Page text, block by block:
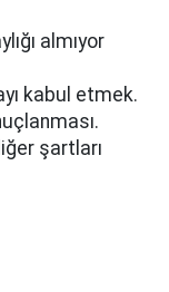
almıyor
kabul etmek.
şartları